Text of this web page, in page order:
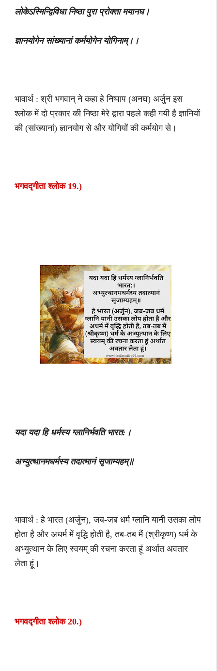
लोकेऽस्मिन्द्विविधा निष्ठा पुरा प्रोक्ता मयानघ।
ज्ञानयोगेन सांख्यानां कर्मयोगेन योगिनाम्।।
भावार्थ : श्री भगवान् ने कहा हे निष्पाप (अनघ) अर्जुन इस
श्लोक में दो प्रकार की निष्ठा मेरे द्वारा पहले कही गयी है ज्ञानियों
की (सांख्यानां) ज्ञानयोग से और योगियों की कर्मयोग से।
भगवद्गीता श्लोक 19.)
यदा यदा हि धर्मस्य ग्लानिर्भवति भारत:।
अभ्युत्थानमधर्मस्य तदात्मानं सृजाम्यहम्॥
भावार्थ : हे भारत (अर्जुन), जब-जब धर्म ग्लानि यानी उसका लोप
होता है और अधर्म में वृद्धि होती है, तब-तब मैं (श्रीकृष्ण) धर्म के
अभ्युत्थान के लिए स्वयम् की रचना करता हूं अर्थात अवतार
लेता हूं।
भगवद्गीता श्लोक 20.)